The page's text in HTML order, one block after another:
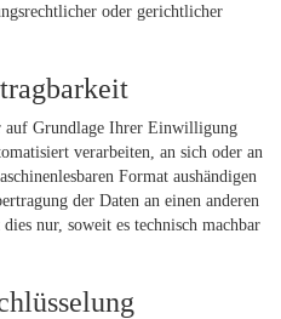
oder gerichtlicher
auf Grundlage Ihrer Einwilligung
verarbeiten, an sich oder an
Format aushändigen
der Daten an einen anderen
nur, soweit es technisch machbar